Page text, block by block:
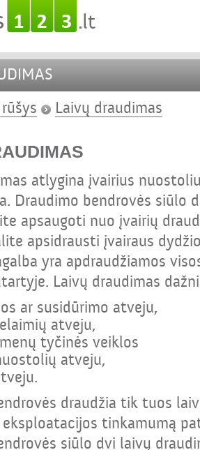
Laivų draudimas
atlygina įvairius
Draudimo bendrovės siūlo
apsaugoti nuo įvairių
apsidrausti įvairaus
yra apdraudžiamos
Laivų draudimas
ar susidūrimo atveju,
atveju,
tyčinės veiklos
atveju,
draudžia tik tuos
tinkamumą
siūlo dvi laivų